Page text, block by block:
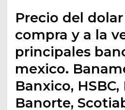
Precio del
compra y a la
principales
mexico.
Banxico,
Banorte,